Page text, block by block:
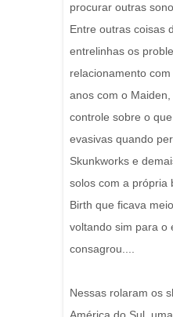
procurar outras
Entre outras coisas
entrelinhas os
relacionamento
anos com o
controle sobre o
evasivas quando
Skunkworks e
solos com a própria
Birth que ficava
voltando sim para o
consagrou....
Nessas rolaram os